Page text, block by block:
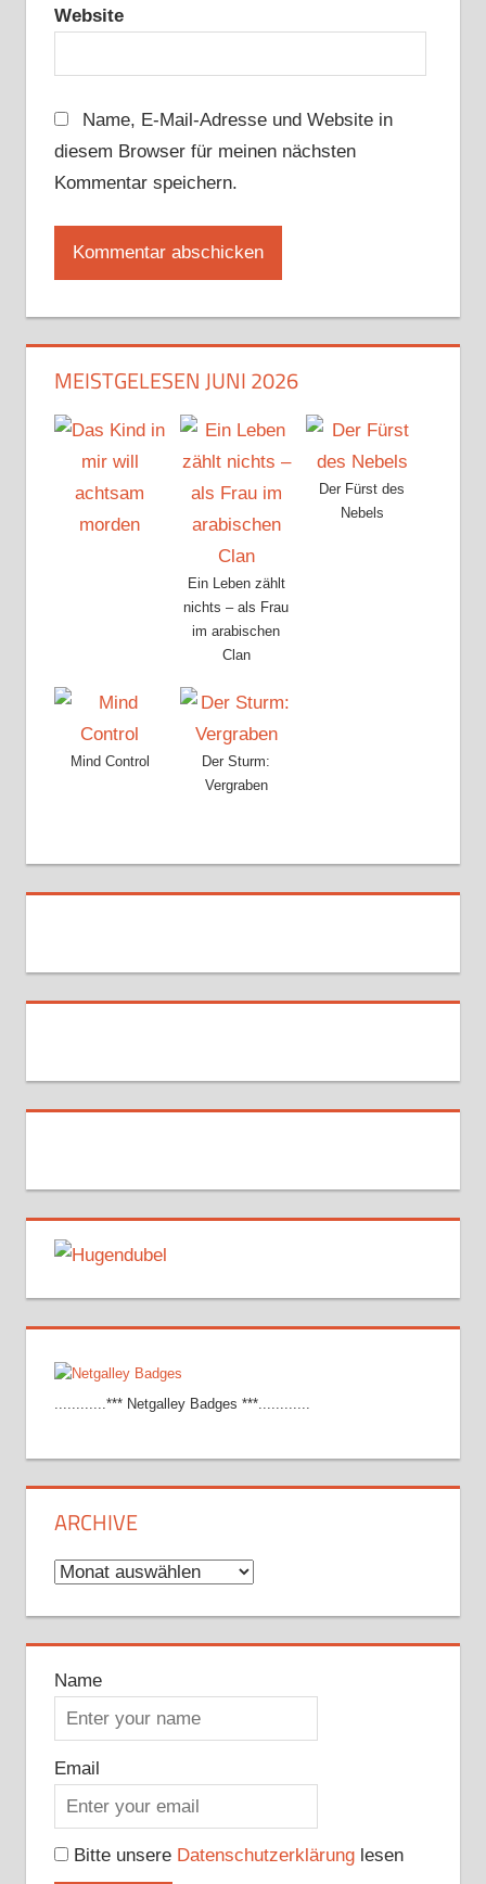
Website
Name, E-Mail-Adresse und Website in
diesem Browser für meinen nächsten
Kommentar speichern.
MEISTGELESEN JUNI 2026
Ein Leben zählt
nichts – als Frau
im arabischen
Clan
Der Fürst des
Nebels
Mind Control
Der Sturm:
Vergraben
............*** Netgalley Badges ***............
ARCHIVE
Archive
Name
Email
Bitte unsere Datenschutzerklärunglesen